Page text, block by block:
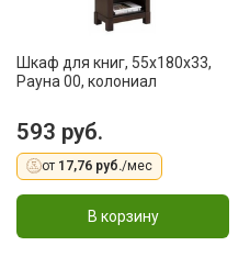
Шкаф для книг, 55x180x33,
Рауна 00, колониал
593 руб.
от 17,76 руб./мес
В корзину